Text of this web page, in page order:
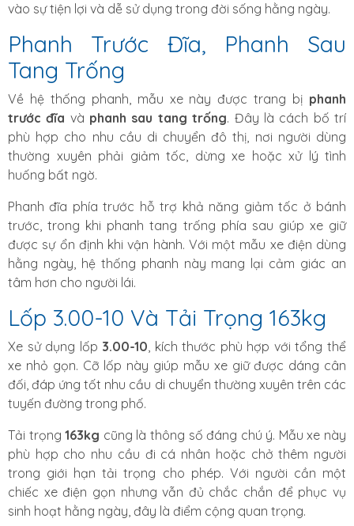
vào sự tiện lợi và dễ sử dụng trong đời sống hằng ngày.
Phanh Trước Đĩa, Phanh Sau
Tang Trống
Về hệ thống phanh, mẫu xe này được trang bị phanh
trước đĩa và phanh sau tang trống. Đây là cách bố trí
phù hợp cho nhu cầu di chuyển đô thị, nơi người dùng
thường xuyên phải giảm tốc, dừng xe hoặc xử lý tình
huống bất ngờ.
Phanh đĩa phía trước hỗ trợ khả năng giảm tốc ở bánh
trước, trong khi phanh tang trống phía sau giúp xe giữ
được sự ổn định khi vận hành. Với một mẫu xe điện dùng
hằng ngày, hệ thống phanh này mang lại cảm giác an
tâm hơn cho người lái.
Lốp 3.00-10 Và Tải Trọng 163kg
Xe sử dụng lốp 3.00-10, kích thước phù hợp với tổng thể
xe nhỏ gọn. Cỡ lốp này giúp mẫu xe giữ được dáng cân
đối, đáp ứng tốt nhu cầu di chuyển thường xuyên trên các
tuyến đường trong phố.
Tải trọng163kg cũng là thông số đáng chú ý. Mẫu xe này
phù hợp cho nhu cầu đi cá nhân hoặc chở thêm người
trong giới hạn tải trọng cho phép. Với người cần một
chiếc xe điện gọn nhưng vẫn đủ chắc chắn để phục vụ
sinh hoạt hằng ngày, đây là điểm cộng quan trọng.